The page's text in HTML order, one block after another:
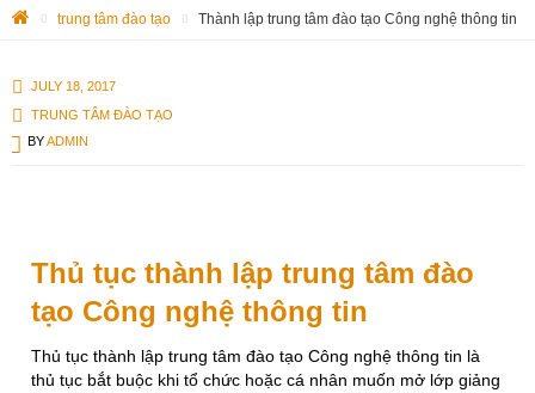
trung tâm đào tạo Thành lập trung tâm đào tạo Công nghệ thông tin
JULY 18, 2017
TRUNG TÂM ĐÀO TẠO
BYADMIN
Thủ tục thành lập trung tâm đào
tạo Công nghệ thông tin
Thủ tục thành lập trung tâm đào tạo Công nghệ thông tin là
thủ tục bắt buộc khi tổ chức hoặc cá nhân muốn mở lớp giảng